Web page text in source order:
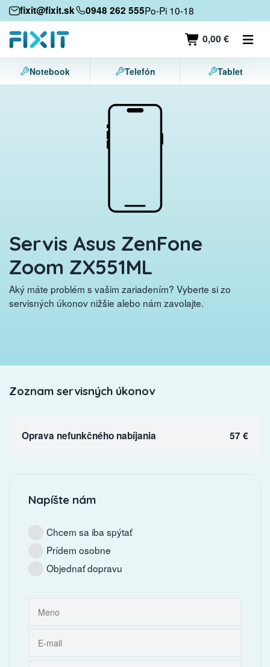
fixit@fixit.sk 0948 262 555Po-Pi 10-18
0,00 €
Mobilné zariadenia
Mobilné telefóny
Tablety
Notebook Telefón Tablet
Servis Asus ZenFone
Zoom ZX551ML
Aký máte problém s vašim zariadením? Vyberte si zo
servisných úkonov nižšie alebo nám zavolajte.
Zoznam servisných úkonov
Oprava nefunkčného nabíjania 57 €
Napíšte nám
Chcem sa iba spýtať
Prídem osobne
Objednať dopravu